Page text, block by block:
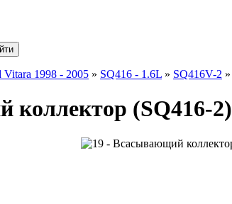
Vitara 1998 - 2005 » SQ416 - 1.6L » SQ416V-2 »
коллектор (SQ416-2)